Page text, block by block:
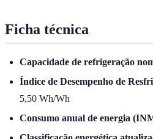
Ficha técnica
Capacidade de refrigeração
Índice de Desempenho de
5,50 Wh/Wh
Consumo anual de energia